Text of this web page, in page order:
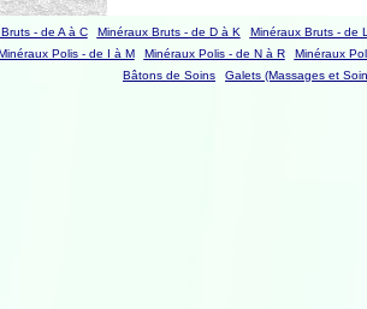
- de A à C Minéraux Bruts - de D à K
Minéraux Bruts - de
Polis - de I à M Minéraux Polis - de N à R
Minéraux
Bâtons de Soins
Galets (Massages et